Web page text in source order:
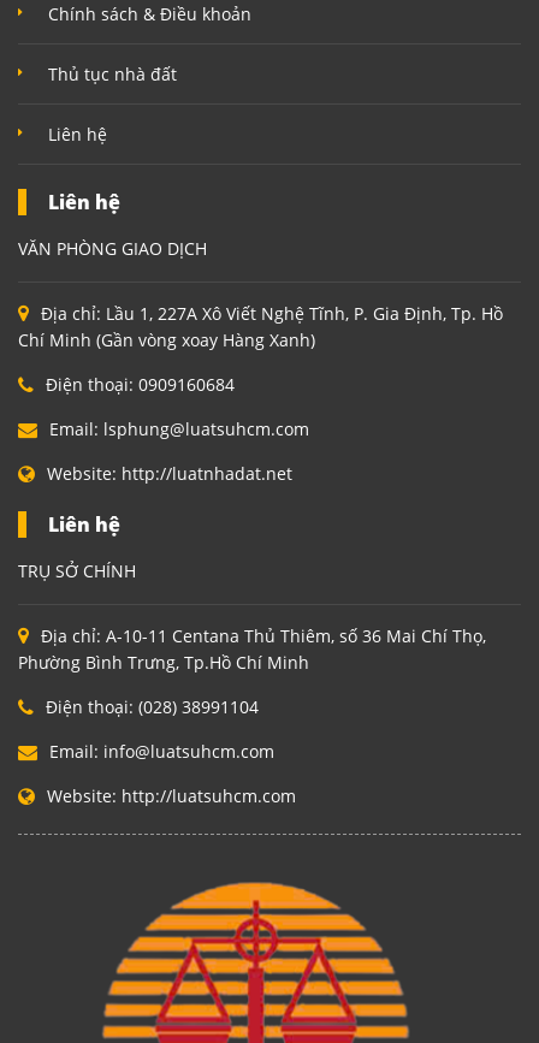
Chính sách & Điều khoản
Thủ tục nhà đất
Liên hệ
Liên hệ
VĂN PHÒNG GIAO DỊCH
Địa chỉ: Lầu 1, 227A Xô Viết Nghệ Tĩnh, P. Gia Định, Tp. Hồ
Chí Minh (Gần vòng xoay Hàng Xanh)
Điện thoại: 0909160684
Email: lsphung@luatsuhcm.com
Website: http://luatnhadat.net
Liên hệ
TRỤ SỞ CHÍNH
Địa chỉ: A-10-11 Centana Thủ Thiêm, số 36 Mai Chí Thọ,
Phường Bình Trưng, Tp.Hồ Chí Minh
Điện thoại: (028) 38991104
Email: info@luatsuhcm.com
Website: http://luatsuhcm.com